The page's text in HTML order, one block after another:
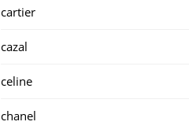
cartier
cazal
celine
chanel